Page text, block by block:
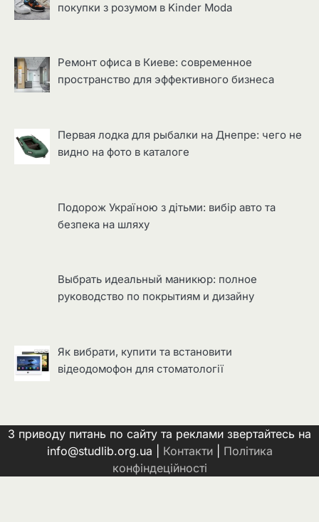
покупки з розумом в Kinder Moda
Ремонт офиса в Киеве: современное
пространство для эффективного бизнеса
Первая лодка для рыбалки на Днепре: чего не
видно на фото в каталоге
Подорож Україною з дітьми: вибір авто та
безпека на шляху
Выбрать идеальный маникюр: полное
руководство по покрытиям и дизайну
Як вибрати, купити та встановити
відеодомофон для стоматології
З приводу питань по сайту та реклами звертайтесь на
info@studlib.org.ua | Контакти| Політика
конфіндеційності